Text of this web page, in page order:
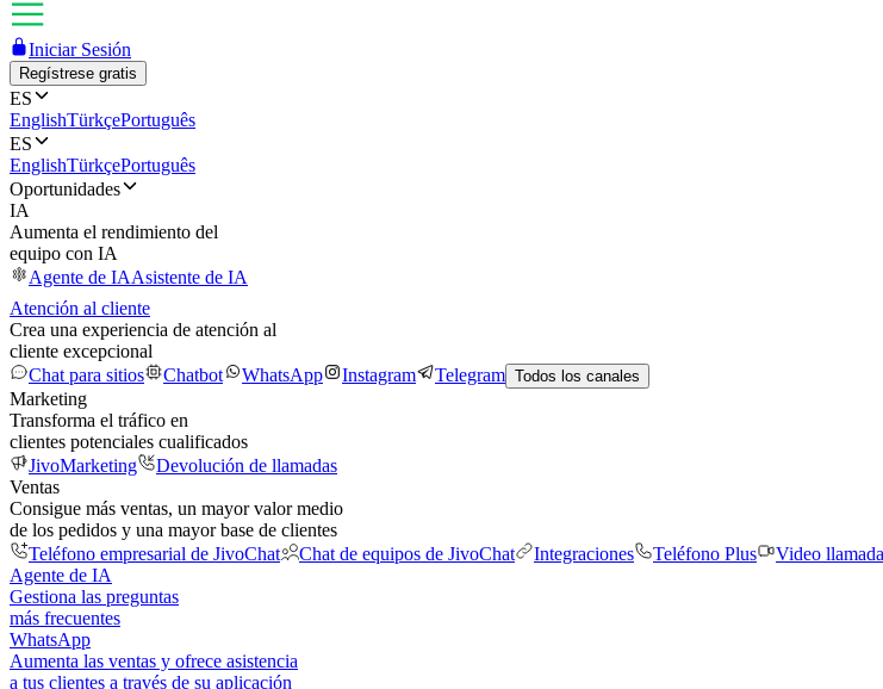
Iniciar Sesión
Regístrese gratis
ES
EnglishTürkçePortuguês
ES
EnglishTürkçePortuguês
Oportunidades
IA
Aumenta el rendimiento del
equipo con IA
Agente de IAAsistente de IA
Atención al cliente
Crea una experiencia de atención al
cliente excepcional
Chat para sitios
Chatbot WhatsApp Instagram Telegram Todos los canales
Marketing
Transforma el tráfico en
clientes potenciales cualificados
JivoMarketing
Devolución de llamadas
Ventas
Consigue más ventas, un mayor valor medio
de los pedidos y una mayor base de clientes
Teléfono empresarial de JivoChat
Chat de equipos de JivoChat Integraciones Teléfono Plus Video
Agente de IA
Gestiona las preguntas
más frecuentes
WhatsApp
Aumenta las ventas y ofrece asistencia
a tus clientes a través de su aplicación